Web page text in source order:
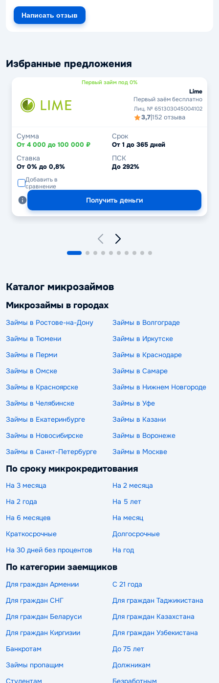
Написать отзыв
Избранные предложения
Первый займ под 0%
Lime
Первый заём бесплатно
Лиц. № 651303045004102
3,7|152 отзыва
Сумма
От 4 000 до 100 000 ₽
Срок
От 1 до 365 дней
Ставка
От 0% до 0,8%
ПСК
До 292%
Добавить в
сравнение
Получить деньги
Каталог микрозаймов
Микрозаймы в городах
Займы в Ростове-на-Дону
Займы в Волгограде
Займы в Тюмени
Займы в Иркутске
Займы в Перми
Займы в Краснодаре
Займы в Омске
Займы в Самаре
Займы в Красноярске
Займы в Нижнем Новгороде
Займы в Челябинске
Займы в Уфе
Займы в Екатеринбурге
Займы в Казани
Займы в Новосибирске
Займы в Воронеже
Займы в Санкт-Петербурге
Займы в Москве
По сроку микрокредитования
На 3 месяца
На 2 месяца
На 2 года
На 5 лет
На 6 месяцев
На месяц
Краткосрочные
Долгосрочные
На 30 дней без процентов
На год
По категории заемщиков
Для граждан Армении
С 21 года
Для граждан СНГ
Для граждан Таджикистана
Для граждан Беларуси
Для граждан Казахстана
Для граждан Киргизии
Для граждан Узбекистана
Банкротам
До 75 лет
Займы пропащим
Должникам
Студентам
Безработным